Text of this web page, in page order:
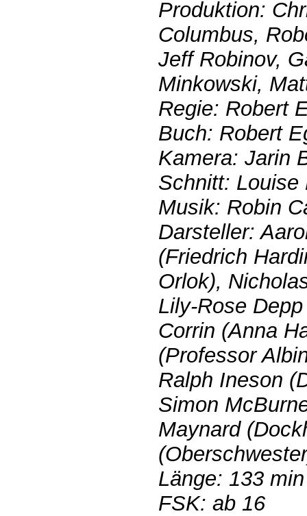
Produktion:
Columbus,
Jeff Robinov,
Minkowski,
Regie: Robert
Buch: Robert
Kamera: Jarin
Schnitt: Louise
Musik: Robin
Darsteller:
(Friedrich
Orlok),
Lily-Rose
Corrin (Anna
(Professor
Ralph Ineson
Simon
Maynard
Länge: 133 min
FSK: ab 16